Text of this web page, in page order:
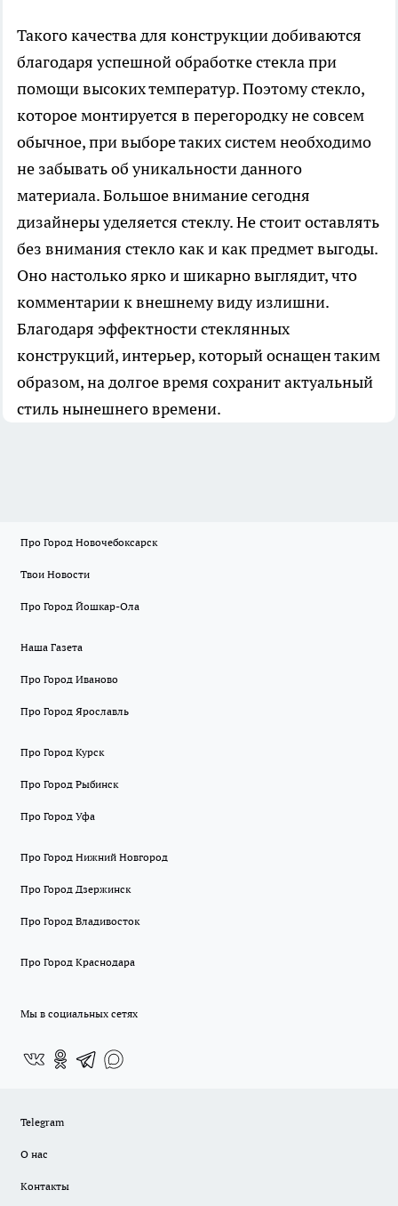
Такого качества для конструкции добиваются
благодаря успешной обработке стекла при
помощи высоких температур. Поэтому стекло,
которое монтируется в перегородку не совсем
обычное, при выборе таких систем необходимо
не забывать об уникальности данного
материала. Большое внимание сегодня
дизайнеры уделяется стеклу. Не стоит оставлять
без внимания стекло как и как предмет выгоды.
Оно настолько ярко и шикарно выглядит, что
комментарии к внешнему виду излишни.
Благодаря эффектности стеклянных
конструкций, интерьер, который оснащен таким
образом, на долгое время сохранит актуальный
стиль нынешнего времени.
Про Город Новочебоксарск
Твои Новости
Про Город Йошкар-Ола
Наша Газета
Про Город Иваново
Про Город Ярославль
Про Город Курск
Про Город Рыбинск
Про Город Уфа
Про Город Нижний Новгород
Про Город Дзержинск
Про Город Владивосток
Про Город Краснодара
Мы в социальных сетях
Telegram
О нас
Контакты